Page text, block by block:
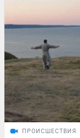
ПРОИСШЕСТВИЯ